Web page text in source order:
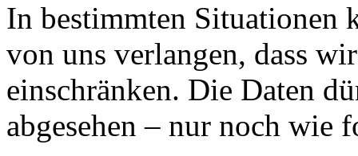
In bestimmten Situationen
von uns verlangen, dass
einschränken. Die Daten
abgesehen – nur noch wie